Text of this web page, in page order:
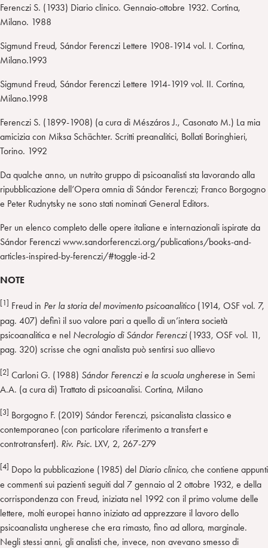
Ferenczi S. (1933) Diario clinico. Gennaio-ottobre 1932. Cortina,
Milano. 1988
Sigmund Freud, Sándor Ferenczi Lettere 1908-1914 vol. I. Cortina,
Milano.1993
Sigmund Freud, Sándor Ferenczi Lettere 1914-1919 vol. II. Cortina,
Milano.1998
Ferenczi S. (1899-1908) (a cura di Mészáros J., Casonato M.) La mia
amicizia con Miksa Schächter. Scritti preanalitici, Bollati Boringhieri,
Torino. 1992
Da qualche anno, un nutrito gruppo di psicoanalisti sta lavorando alla
ripubblicazione dell’Opera omnia di Sándor Ferenczi; Franco Borgogno
e Peter Rudnytsky ne sono stati nominati General Editors.
Per un elenco completo delle opere italiane e internazionali ispirate da
Sándor Ferenczi www.sandorferenczi.org/publications/books-and-
articles-inspired-by-ferenczi/#toggle-id-2
NOTE
[1] Freud in Per la storia del movimento psicoanalitico(1914, OSF vol. 7,
pag. 407) definì il suo valore pari a quello di un’intera società
psicoanalitica e nel Necrologio di Sándor Ferenczi(1933, OSF vol. 11,
pag. 320) scrisse che ogni analista può sentirsi suo allievo
[2] Carloni G. (1988) Sándor Ferenczi e la scuola ungherese in Semi
A.A. (a cura di) Trattato di psicoanalisi. Cortina, Milano
[3] Borgogno F. (2019) Sándor Ferenczi, psicanalista classico e
contemporaneo (con particolare riferimento a transfert e
controtransfert). Riv. Psic. LXV, 2, 267-279
[4] Dopo la pubblicazione (1985) del Diario clinico, che contiene appunti
e commenti sui pazienti seguiti dal 7 gennaio al 2 ottobre 1932, e della
corrispondenza con Freud, iniziata nel 1992 con il primo volume delle
lettere, molti europei hanno iniziato ad apprezzare il lavoro dello
psicoanalista ungherese che era rimasto, fino ad allora, marginale.
Negli stessi anni, gli analisti che, invece, non avevano smesso di